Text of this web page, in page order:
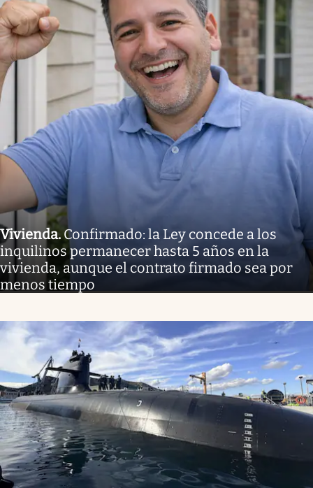
Vivienda.Confirmado: la Ley concede a los
inquilinos permanecer hasta 5 años en la
vivienda, aunque el contrato firmado sea por
menos tiempo